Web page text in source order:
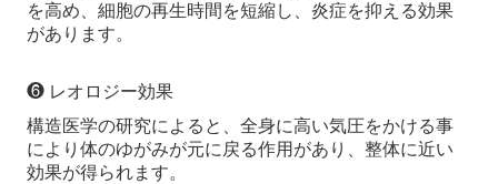
を高め、細胞の再生時間を短縮し、炎症を抑える効果
があります。
❻ レオロジー効果
構造医学の研究によると、全身に高い気圧をかける事
により体のゆがみが元に戻る作用があり、整体に近い
効果が得られます。